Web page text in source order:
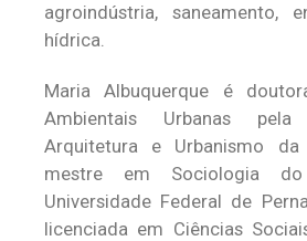
agroindústria, saneamento,
hídrica.
Maria Albuquerque é
Ambientais Urbanas
Arquitetura e Urbanismo da
mestre em Sociologia
Universidade Federal de
licenciada em Ciências